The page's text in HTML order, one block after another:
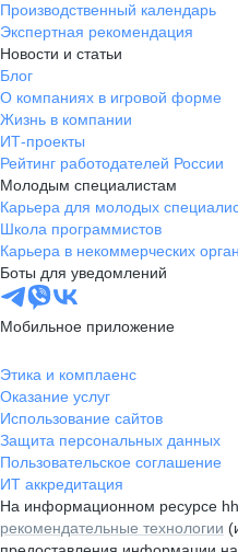
Производственный календарь
Экспертная рекомендация
Новости и статьи
Блог
О компаниях в игровой форме
Жизнь в компании
ИТ-проекты
Рейтинг работодателей России
Молодым специалистам
Карьера для молодых
Школа программистов
Карьера в некоммерческих
Боты для уведомлений
Мобильное приложение
Этика и комплаенс
Оказание услуг
Использование сайтов
Защита персональных данных
Пользовательское соглашение
ИТ аккредитация
На информационном ресурсе
рекомендательные технологии